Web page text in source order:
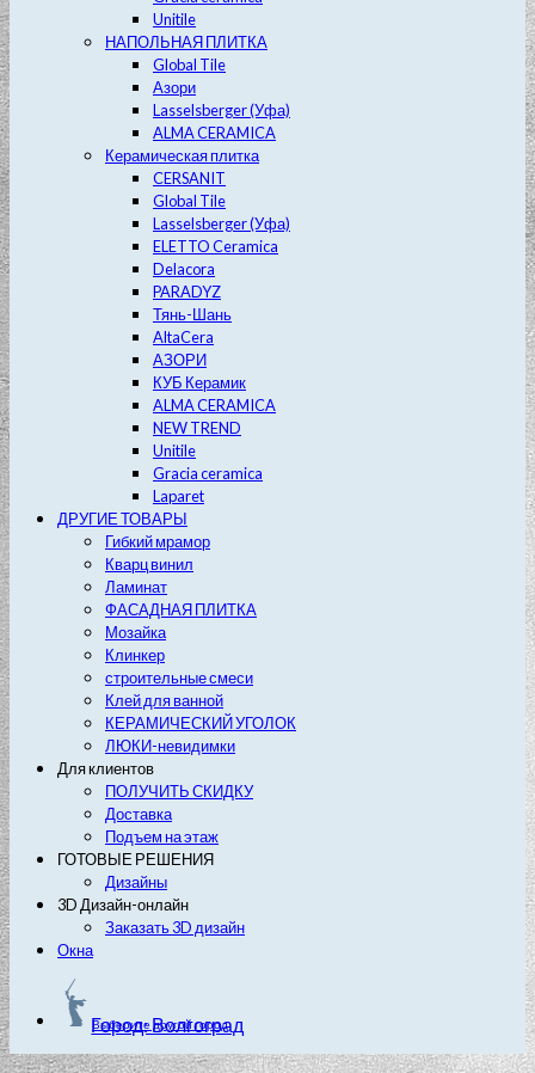
Unitile
НАПОЛЬНАЯ ПЛИТКА
Global Tile
Азори
Lasselsberger (Уфа)
ALMA CERAMICA
Керамическая плитка
CERSANIT
Global Tile
Lasselsberger (Уфа)
ELETTO Ceramica
Delacora
PARADYZ
Тянь-Шань
AltaCera
АЗОРИ
КУБ Керамик
ALMA CERAMICA
NEW TREND
Unitile
Gracia ceramica
Laparet
ДРУГИЕ ТОВАРЫ
Гибкий мрамор
Кварц винил
Ламинат
ФАСАДНАЯ ПЛИТКА
Мозайка
Клинкер
строительные смеси
Клей для ванной
КЕРАМИЧЕСКИЙ УГОЛОК
ЛЮКИ-невидимки
Для клиентов
ПОЛУЧИТЬ СКИДКУ
Доставка
Подъем на этаж
ГОТОВЫЕ РЕШЕНИЯ
Дизайны
3D Дизайн-онлайн
Заказать 3D дизайн
Окна
Город: Волгоград
Выберите другой город